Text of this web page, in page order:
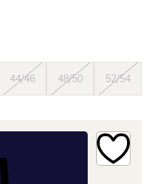
44/46 48/50 52/54